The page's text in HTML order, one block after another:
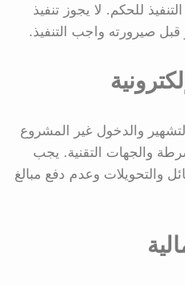
للحكم. لا يجوز تنفيذ
صيرورته واجب التنفيذ.
والدخول غير المشروع
والجهات التقنية. يجب
والتحويلات وعدم دفع مبالغ